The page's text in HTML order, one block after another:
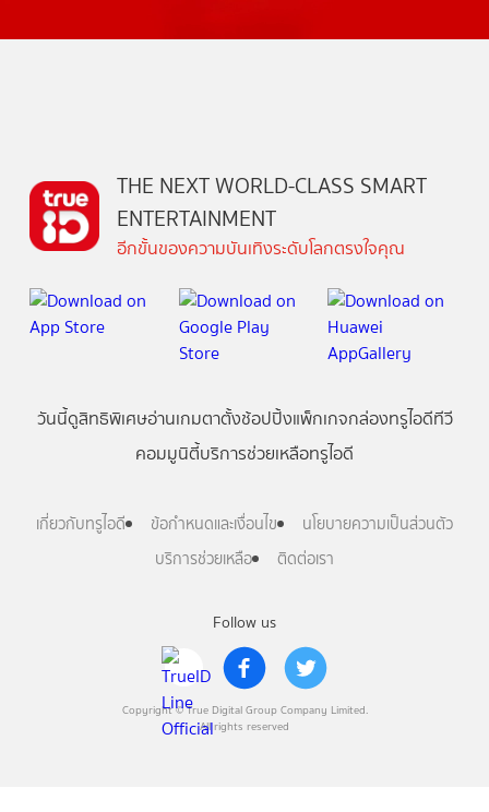
Follow us
Copyright © True Digital Group Company Limited.
All rights reserved
THE NEXT WORLD-CLASS SMART
ENTERTAINMENT
อีกขั้นของความบันเทิงระดับโลกตรงใจคุณ
วันนี้ดูสิทธิพิเศษอ่านเกมตาตั้งช้อปปิ้งแพ็กเกจกล่องทรูไอดีทีวี
คอมมูนิตี้บริการช่วยเหลือทรูไอดี
เกี่ยวกับทรูไอดี ข้อกำหนดและเงื่อนไข
นโยบายความเป็นส่วนตัว
บริการช่วยเหลือ
ติดต่อเรา